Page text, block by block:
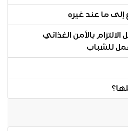
إلى ما عند غيره
بالأمن الغذائي
للشباب